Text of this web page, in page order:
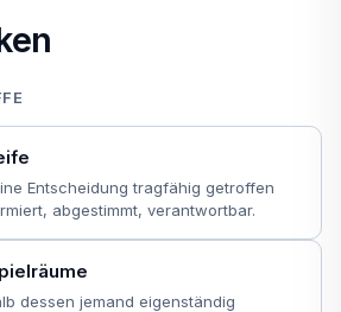
Entscheidung tragfähig getroffen
abgestimmt, verantwortbar.
dessen jemand eigenständig